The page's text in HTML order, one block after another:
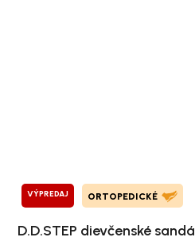
VÝPREDAJ ORTOPEDICKÉ
D.D.STEP dievčenské